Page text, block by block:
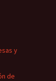
y
de